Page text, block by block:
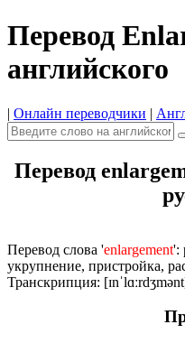
Перевод
английского
| Онлайн переводчики |
Перевод
Перевод слова 'enlargement':
укрупнение, пристройка,
Транскрипция: